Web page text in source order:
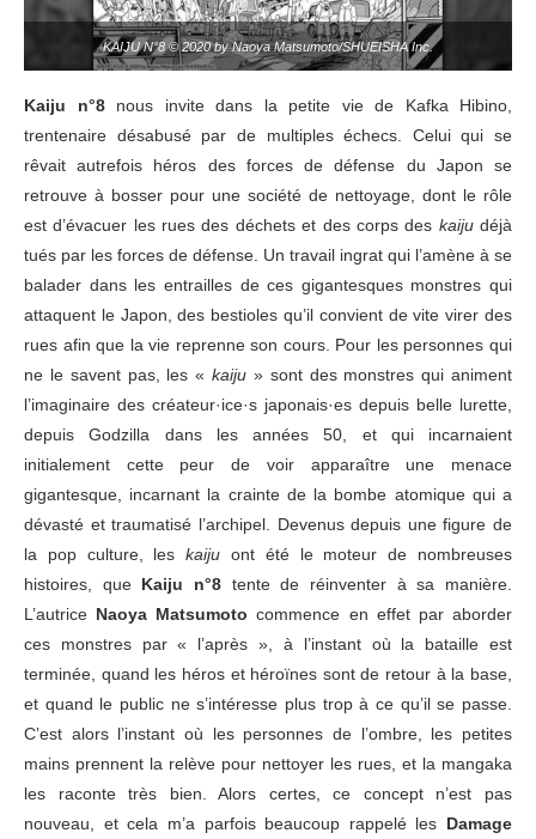
KAIJU N°8 © 2020 by Naoya Matsumoto/SHUEISHA Inc.
Kaiju n°8nous invite dans la petite vie de Kafka Hibino,
trentenaire désabusé par de multiples échecs. Celui qui se
rêvait autrefois héros des forces de défense du Japon se
retrouve à bosser pour une société de nettoyage, dont le rôle
est d’évacuer les rues des déchets et des corps des kaijudéjà
tués par les forces de défense. Un travail ingrat qui l’amène à se
balader dans les entrailles de ces gigantesques monstres qui
attaquent le Japon, des bestioles qu’il convient de vite virer des
rues afin que la vie reprenne son cours. Pour les personnes qui
ne le savent pas, les « kaiju » sont des monstres qui animent
l’imaginaire des créateur·ice·s japonais·es depuis belle lurette,
depuis Godzilla dans les années 50, et qui incarnaient
initialement cette peur de voir apparaître une menace
gigantesque, incarnant la crainte de la bombe atomique qui a
dévasté et traumatisé l’archipel. Devenus depuis une figure de
la pop culture, leskaiju ont été le moteur de nombreuses
histoires, que Kaiju n°8 tente de réinventer à sa manière.
L’autrice Naoya Matsumoto commence en effet par aborder
ces monstres par « l’après », à l’instant où la bataille est
terminée, quand les héros et héroïnes sont de retour à la base,
et quand le public ne s’intéresse plus trop à ce qu’il se passe.
C’est alors l’instant où les personnes de l’ombre, les petites
mains prennent la relève pour nettoyer les rues, et la mangaka
les raconte très bien. Alors certes, ce concept n’est pas
nouveau, et cela m’a parfois beaucoup rappelé les Damage